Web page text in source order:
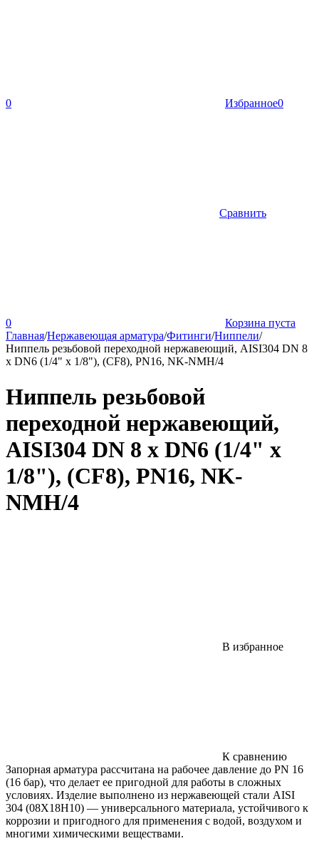
0 Избранное0
Сравнить
0
Корзина пуста
Главная/Нержавеющая арматура/Фитинги/Ниппели/
Ниппель резьбовой переходной нержавеющий, AISI304 DN 8
х DN6 (1/4" х 1/8"), (CF8), PN16, NK-NMH/4
Ниппель резьбовой
переходной нержавеющий,
AISI304 DN 8 х DN6 (1/4" х
1/8"), (CF8), PN16, NK-
NMH/4
В избранное
К сравнению
Запорная арматура рассчитана на рабочее давление до PN 16
(16 бар), что делает ее пригодной для работы в сложных
условиях. Изделие выполнено из нержавеющей стали AISI
304 (08Х18Н10) — универсального материала, устойчивого к
коррозии и пригодного для применения с водой, воздухом и
многими химическими веществами.